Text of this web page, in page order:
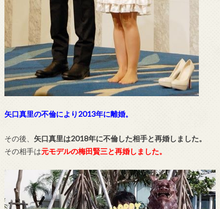
矢口真里の不倫により2013年に離婚。
その後、 矢口真里は2018年に不倫した相手と再婚しました。
その相手は元モデルの梅田賢三と再婚しました。